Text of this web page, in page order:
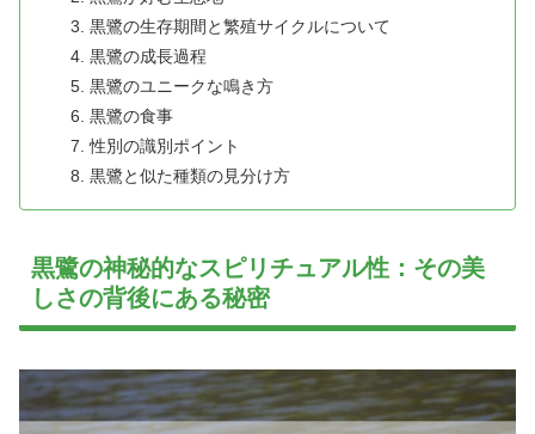
黒鷺の生存期間と繁殖サイクルについて
黒鷺の成長過程
黒鷺のユニークな鳴き方
黒鷺の食事
性別の識別ポイント
黒鷺と似た種類の見分け方
黒鷺の神秘的なスピリチュアル性：その美
しさの背後にある秘密